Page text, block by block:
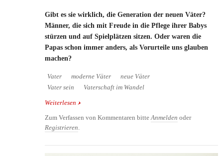
Gibt es sie wirklich, die Generation der neuen Väter?
Männer, die sich mit Freude in die Pflege ihrer Babys
stürzen und auf Spielplätzen sitzen. Oder waren die
Papas schon immer anders, als Vorurteile uns glauben
machen?
Vater moderne Väter
neue Väter
Vater sein
Vaterschaft im Wandel
Weiterlesen über Die neuen Väter kuschelweich und
Zum Verfassen von Kommentaren bitte Anmelden oder
Registrieren